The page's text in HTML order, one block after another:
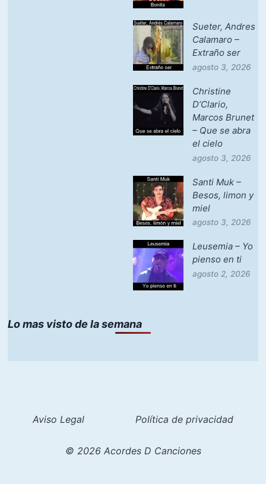
Sueter, Andres
Calamaro –
Extraño ser
agosto 3, 2026
Christine
D’Clario,
Marcos Brunet
– Que se abra
el cielo
agosto 3, 2026
Santi Muk –
Besos, limon y
miel
agosto 3, 2026
Leusemia – Yo
pienso en ti
agosto 2, 2026
Lo mas visto de la semana
Aviso Legal Política de privacidad
© 2026 Acordes D Canciones